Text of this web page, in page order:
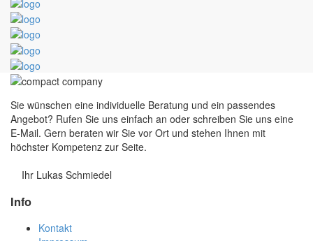
Sie wünschen eine individuelle Beratung und ein passendes
Angebot? Rufen Sie uns einfach an oder schreiben Sie uns eine
E-Mail. Gern beraten wir Sie vor Ort und stehen Ihnen mit
höchster Kompetenz zur Seite.
Ihr Lukas Schmiedel
Info
Kontakt